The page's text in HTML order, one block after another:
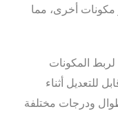
مكونات أخرى، مما
المكونات
للتعديل أثناء
ودرجات مختلفة